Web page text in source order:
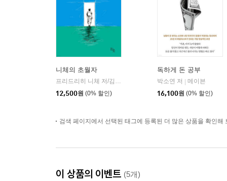
니체의 초월자
프리드리히 니체 저/김철 편역
12,500원 (0% 할인)
독하게 돈 공부
박소연 저
메이븐
16,100원 (0% 할인)
검색 페이지에서 선택된 태그에 등록된 더 많은 상품을 확인해
이 상품의 이벤트 (5개)